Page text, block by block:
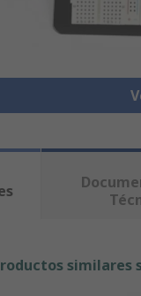
similares